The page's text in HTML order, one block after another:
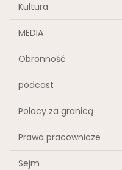
Kultura
MEDIA
Obronność
podcast
Polacy za granicą
Prawa pracownicze
Sejm